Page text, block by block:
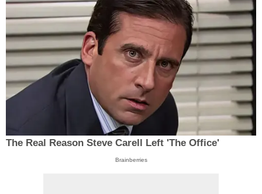
The Real Reason Steve Carell Left 'The Office'
Brainberries